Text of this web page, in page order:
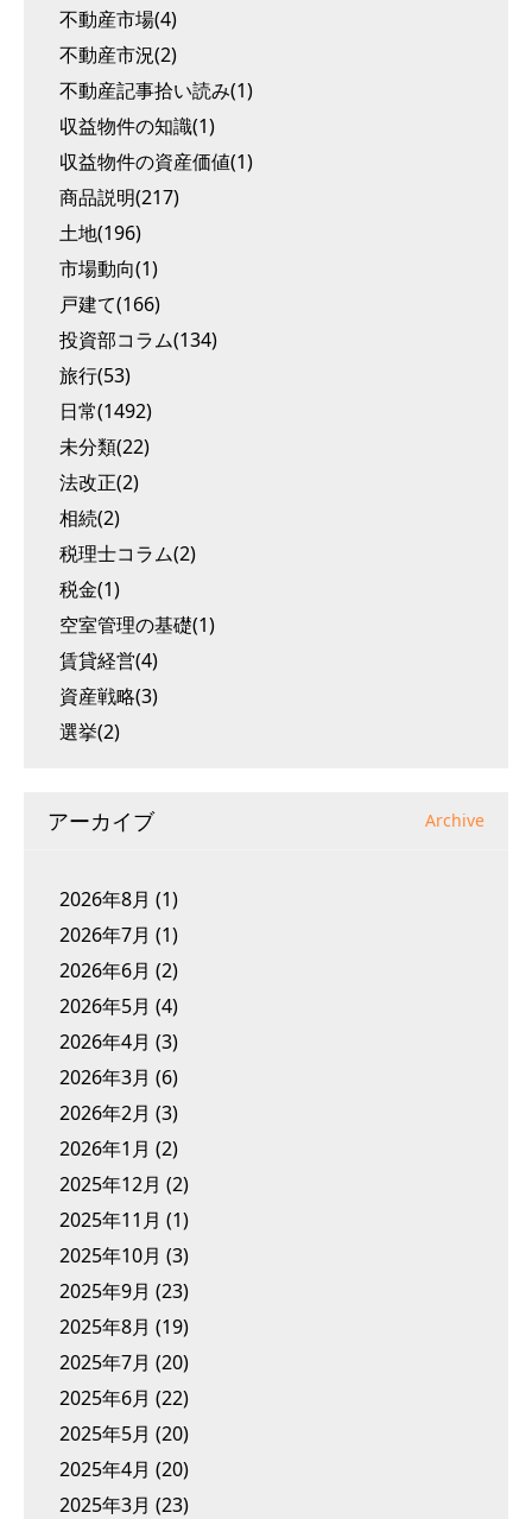
不動産市場(4)
不動産市況(2)
不動産記事拾い読み(1)
収益物件の知識(1)
収益物件の資産価値(1)
商品説明(217)
土地(196)
市場動向(1)
戸建て(166)
投資部コラム(134)
旅行(53)
日常(1492)
未分類(22)
法改正(2)
相続(2)
税理士コラム(2)
税金(1)
空室管理の基礎(1)
賃貸経営(4)
資産戦略(3)
選挙(2)
アーカイブ Archive
2026年8月 (1)
2026年7月 (1)
2026年6月 (2)
2026年5月 (4)
2026年4月 (3)
2026年3月 (6)
2026年2月 (3)
2026年1月 (2)
2025年12月 (2)
2025年11月 (1)
2025年10月 (3)
2025年9月 (23)
2025年8月 (19)
2025年7月 (20)
2025年6月 (22)
2025年5月 (20)
2025年4月 (20)
2025年3月 (23)